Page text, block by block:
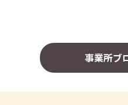
事業所ブ